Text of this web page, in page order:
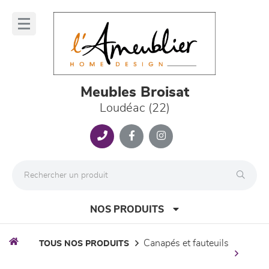
Meubles Broisat
Loudéac (22)
NOS PRODUITS
TOUS NOS PRODUITS canapés et fauteuils